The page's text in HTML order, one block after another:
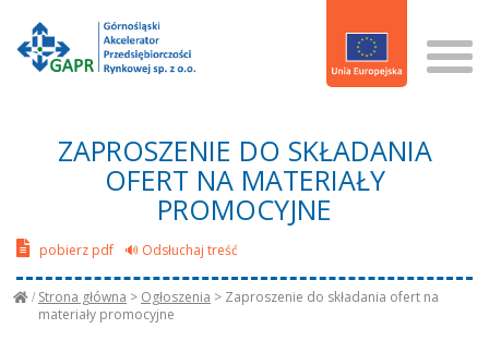
ZAPROSZENIE DO SKŁADANIA
OFERT NA MATERIAŁY
PROMOCYJNE
pobierz pdf 🔊 Odsłuchaj treść
Strona główna > Ogłoszenia > Zaproszenie do składania ofert na
materiały promocyjne